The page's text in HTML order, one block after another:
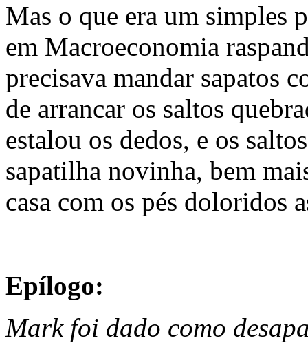
Mas o que era um simples
em Macroeconomia
precisava mandar sapatos
de arrancar os saltos
estalou os dedos, e os
sapatilha novinha, bem
casa com os pés doloridos
Epílogo:
Mark foi dado como